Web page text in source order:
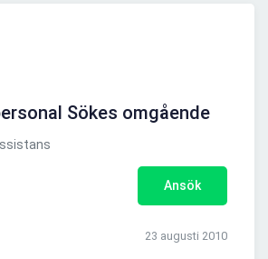
Sökes omgående
Ansök
23 augusti 2010